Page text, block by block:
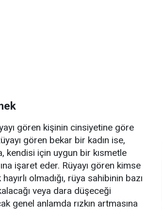
gören kişinin cinsiyetine göre
gören bekar bir kadın ise,
kendisi için uygun bir kısmetle
işaret eder. Rüyayı gören kimse
olmadığı, rüya sahibinin bazı
veya dara düşeceği
genel anlamda rızkın artmasına